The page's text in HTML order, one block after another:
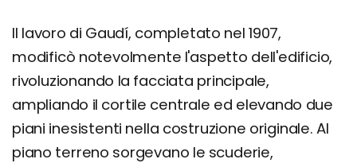
Il lavoro di Gaudí, completato nel 1907,
modificò notevolmente l'aspetto dell'edificio,
rivoluzionando la facciata principale,
ampliando il cortile centrale ed elevando due
piani inesistenti nella costruzione originale. Al
piano terreno sorgevano le scuderie,